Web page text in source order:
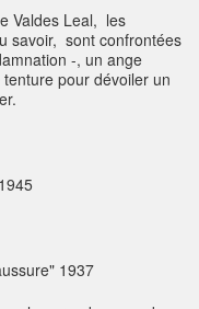
Valdes Leal, les
savoir, sont confrontées
-, un ange
pour dévoiler un
1937